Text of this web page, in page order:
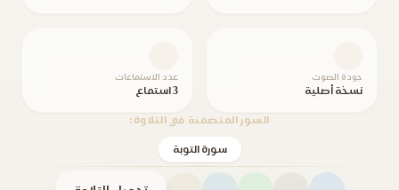
جودة الصوت
نسخة أصلية
عدد الاستماعات
3 استماع
السور المتضمنة في التلاوة:
سورة التوبة